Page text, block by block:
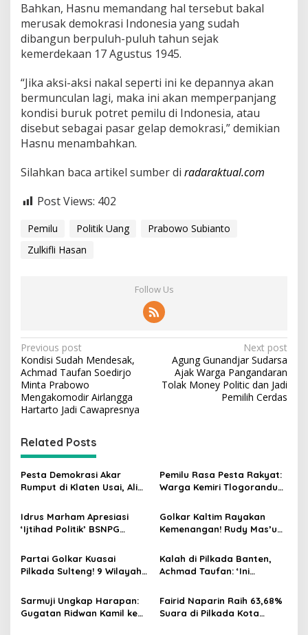
Bahkan, Hasnu memandang hal tersebut bakal
merusak demokrasi Indonesia yang sudah
dibangun berpuluh-puluh tahun sejak
kemerdekaan 17 Agustus 1945.
“Jika aksi-aksi nakal seperti ini ke depannya akan
bermunculan lagi, maka ini akan memperpanjang
kondisi buruk potret pemilu di Indonesia, atau
disebut sebagai pasar gelap demokrasi,” demikian
Hasnu menambahkan.
Silahkan baca artikel sumber di radaraktual.com
Post Views: 402
Pemilu Politik Uang
Prabowo Subianto
Zulkifli Hasan
Follow Us
P
o
s
t
a
v
i
a
i
o
n
Previous post
Kondisi Sudah Mendesak,
Achmad Taufan Soedirjo
Minta Prabowo
Mengakomodir Airlangga
Hartarto Jadi Cawapresnya
Next post
Agung Gunandjar Sudarsa
Ajak Warga Pangandaran
Tolak Money Politic dan Jadi
Pemilih Cerdas
Related Posts
Pesta Demokrasi Akar
Rumput di Klaten Usai, Alim
Kursi Ketua RW 04 Kemiri
Pemilu Rasa Pesta Rakyat:
Warga Kemiri Tlogorandu
Demokratis, Rebutan Door
Prize Menarik!
Idrus Marham Apresiasi
‘Ijtihad Politik’ BSNPG
Agar Rakyat Jadi Aktor
Utama di Pemilu!
Golkar Kaltim Rayakan
Kemenangan! Rudy Mas’ud-
MK Tegaskan Hasil Pilgub
Partai Golkar Kuasai
Pilkada Sulteng! 9 Wilayah
Hanya 4
Kalah di Pilkada Banten,
Achmad Taufan: ‘Ini
Saatnya Strategi Bangkit
untuk 2029!
Sarmuji Ungkap Harapan:
Gugatan Ridwan Kamil ke
Fairid Naparin Raih 63,68%
Suara di Pilkada Kota